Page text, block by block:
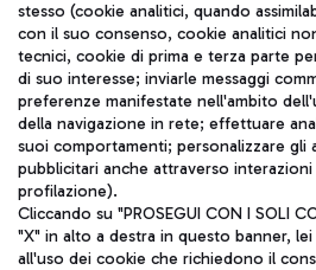
Fast Food
Treno
Raggiungi velocemente
tramite i servizi ferroviari Trenitalia.
TRAVEL
ITA
stesso (cookie analitici, quando
con il suo consenso, cookie analitici
tecnici, cookie di prima e terza parte
di suo interesse; inviarle messaggi
preferenze manifestate nell'ambito
della navigazione in rete; effettuare
suoi comportamenti; personalizzare gli
pubblicitari anche attraverso
profilazione).
Cliccando su "PROSEGUI CON I SOLI
"X" in alto a destra in questo banner,
all'uso dei cookie che richiedono il